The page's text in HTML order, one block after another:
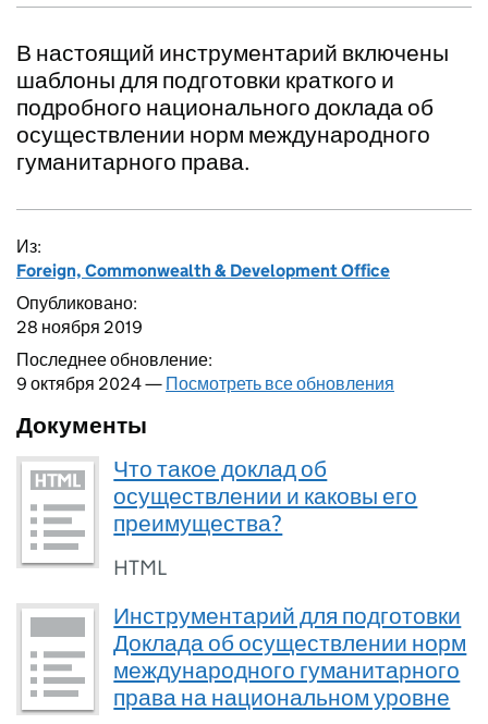
В настоящий инструментарий включены
шаблоны для подготовки краткого и
подробного национального доклада об
осуществлении норм международного
гуманитарного права.
Из:
Foreign, Commonwealth & Development Office
Опубликовано:
28 ноября 2019
Последнее обновление:
9 октября 2024 — Посмотреть все обновления
Документы
Что такое доклад об
осуществлении и каковы его
преимущества?
HTML
Инструментарий для подготовки
Доклада об осуществлении норм
международного гуманитарного
права на национальном уровне